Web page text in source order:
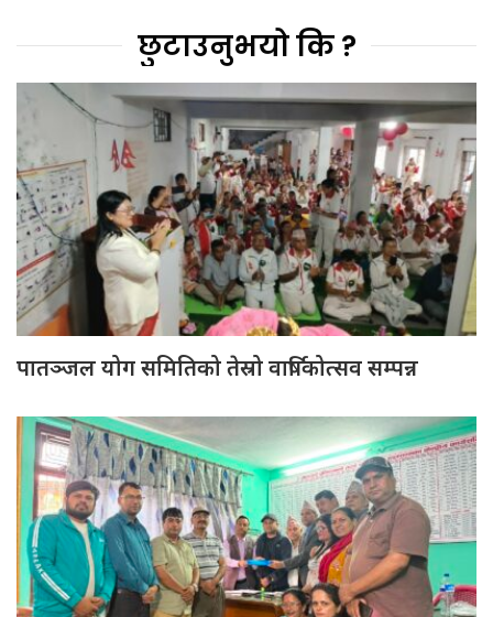
छुटाउनुभयो कि ?
पातञ्जल योग समितिको तेस्रो वार्षिकोत्सव सम्पन्न